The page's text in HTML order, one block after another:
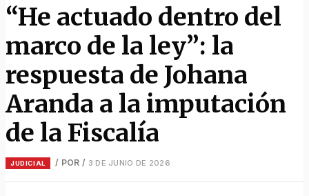
“He actuado dentro del
marco de la ley”: la
respuesta de Johana
Aranda a la imputación
de la Fiscalía
JUDICIAL / POR / 3 DE JUNIO DE 2026